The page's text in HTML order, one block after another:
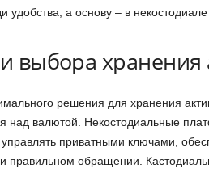
удобства, а основу – в некостодиале
выбора хранения
решения для хранения
над валютой. Некостодиальные
приватными ключами,
правильном обращении.